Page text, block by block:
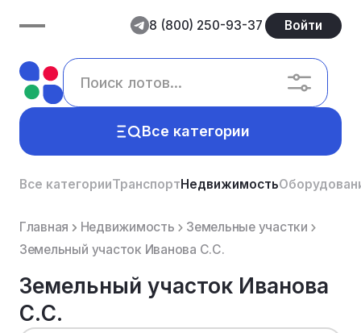
8 (800) 250-93-37 Войти
Все категории
Все категорииТранспортНедвижимость
Главная Недвижимость
Земельные участки
Земельный участок Иванова С.С.
Земельный участок Иванова
С.С.